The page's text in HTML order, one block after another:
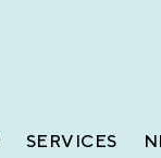
SERVICES